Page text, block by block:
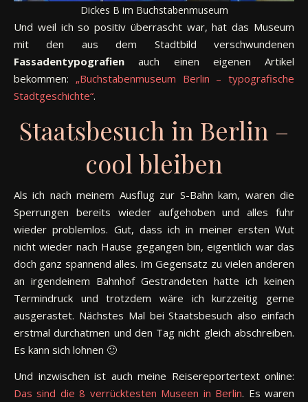
Dickes B im Buchstabenmuseum
Und weil ich so positiv überrascht war, hat das Museum
mit den aus dem Stadtbild verschwundenen
Fassadentypografien auch einen eigenen Artikel
bekommen: „Buchstabenmuseum Berlin – typografische
Stadtgeschichte“.
Staatsbesuch in Berlin –
cool bleiben
Als ich nach meinem Ausflug zur S-Bahn kam, waren die
Sperrungen bereits wieder aufgehoben und alles fuhr
wieder problemlos. Gut, dass ich in meiner ersten Wut
nicht wieder nach Hause gegangen bin, eigentlich war das
doch ganz spannend alles. Im Gegensatz zu vielen anderen
an irgendeinem Bahnhof Gestrandeten hatte ich keinen
Termindruck und trotzdem wäre ich kurzzeitig gerne
ausgerastet. Nächstes Mal bei Staatsbesuch also einfach
erstmal durchatmen und den Tag nicht gleich abschreiben.
Es kann sich lohnen 🙂
Und inzwischen ist auch meine Reisereportertext online:
Das sind die 8 verrücktesten Museen in Berlin. Es waren